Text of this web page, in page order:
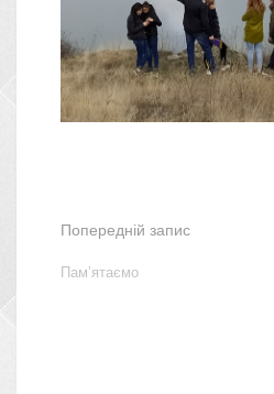
Попередній запис
Пам’ятаємо